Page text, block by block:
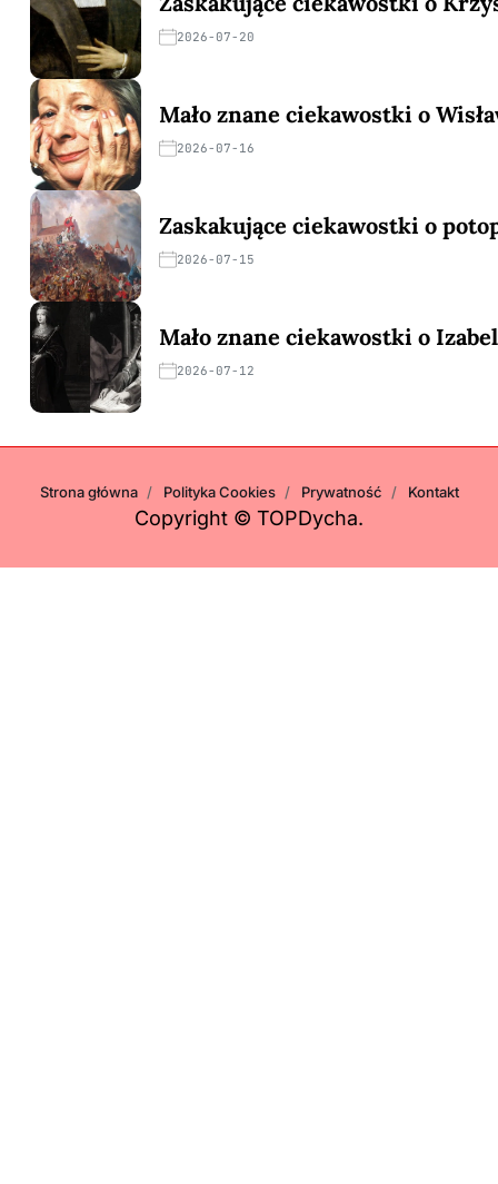
2026-07-20
Mało znane ciekawostki o
2026-07-16
Zaskakujące ciekawostki o
2026-07-15
Mało znane ciekawostki o
2026-07-12
Copyright © TOPDycha.
Strona główna Polityka Cookies Prywatność Kontakt